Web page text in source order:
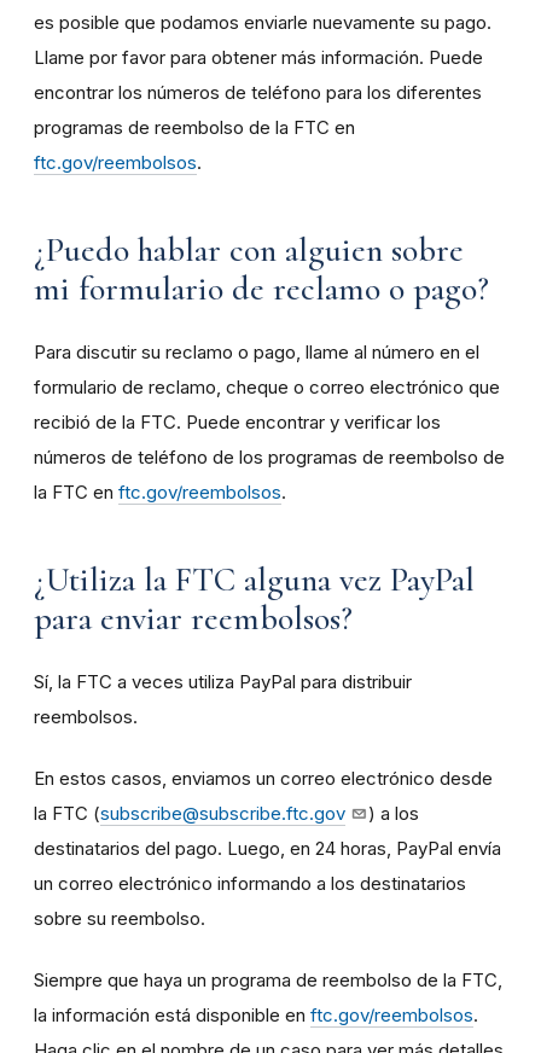
es posible que podamos enviarle nuevamente su pago.
Llame por favor para obtener más información. Puede
encontrar los números de teléfono para los diferentes
programas de reembolso de la FTC en
ftc.gov/reembolsos.
¿Puedo hablar con alguien sobre
mi formulario de reclamo o pago?
Para discutir su reclamo o pago, llame al número en el
formulario de reclamo, cheque o correo electrónico que
recibió de la FTC. Puede encontrar y verificar los
números de teléfono de los programas de reembolso de
la FTC en ftc.gov/reembolsos.
¿Utiliza la FTC alguna vez PayPal
para enviar reembolsos?
Sí, la FTC a veces utiliza PayPal para distribuir
reembolsos.
En estos casos, enviamos un correo electrónico desde
la FTC (subscribe@subscribe.ftc.gov
) a los
destinatarios del pago. Luego, en 24 horas, PayPal envía
un correo electrónico informando a los destinatarios
sobre su reembolso.
Siempre que haya un programa de reembolso de la FTC,
la información está disponible en ftc.gov/reembolsos.